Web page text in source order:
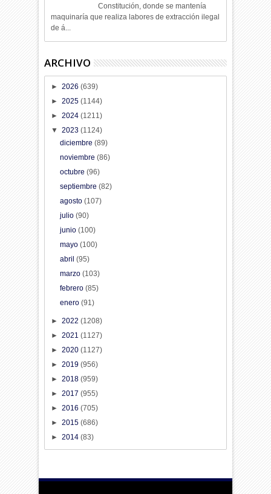
Constitución, donde se mantenía
maquinaría que realiza labores de extracción ilegal
de á...
ARCHIVO
►2026(639)
►2025(1144)
►2024(1211)
▼2023(1124)
diciembre (89)
noviembre (86)
octubre (96)
septiembre (82)
agosto (107)
julio (90)
junio (100)
mayo (100)
abril (95)
marzo (103)
febrero (85)
enero (91)
►2022(1208)
►2021(1127)
►2020(1127)
►2019(956)
►2018(959)
►2017(955)
►2016(705)
►2015(686)
►2014(83)